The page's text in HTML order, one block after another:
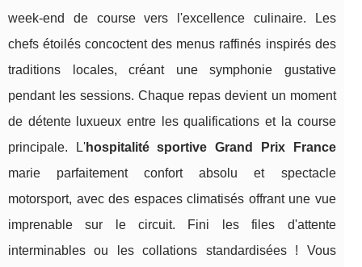
week-end de course vers l'excellence culinaire. Les
chefs étoilés concoctent des menus raffinés inspirés des
traditions locales, créant une symphonie gustative
pendant les sessions. Chaque repas devient un moment
de détente luxueux entre les qualifications et la course
principale. L'hospitalité sportive Grand Prix France
marie parfaitement confort absolu et spectacle
motorsport, avec des espaces climatisés offrant une vue
imprenable sur le circuit. Fini les files d'attente
interminables ou les collations standardisées ! Vous